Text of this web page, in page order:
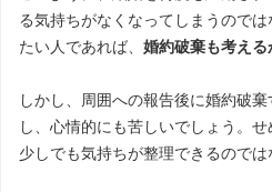
る気持ちがなくなってしまうので
たい人であれば、 婚約破棄も考え
しかし、周囲への報告後に婚約破
し、心情的にも苦しいでしょう。せ
少しでも気持ちが整理できるのでは